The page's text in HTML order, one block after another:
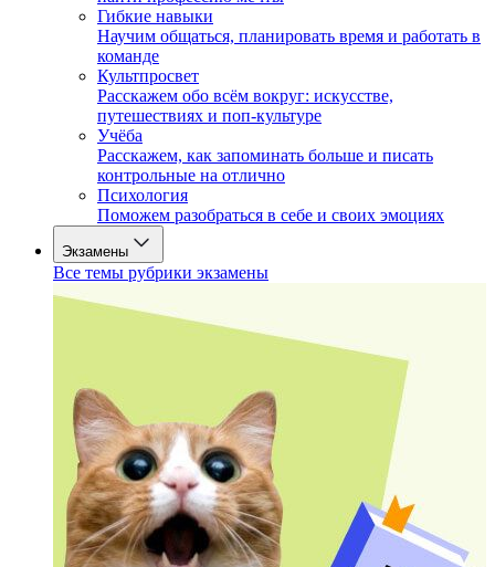
Гибкие навыки
Научим общаться, планировать время и работать в
команде
Культпросвет
Расскажем обо всём вокруг: искусстве,
путешествиях и поп-культуре
Учёба
Расскажем, как запоминать больше и писать
контрольные на отлично
Психология
Поможем разобраться в себе и своих эмоциях
Экзамены
Все темы рубрики экзамены